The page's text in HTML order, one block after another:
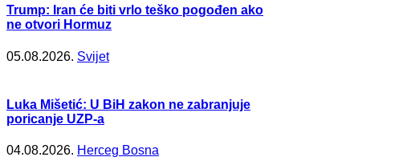
Trump: Iran će biti vrlo teško pogođen ako
ne otvori Hormuz
05.08.2026. Svijet
Luka Mišetić: U BiH zakon ne zabranjuje
poricanje UZP-a
04.08.2026. Herceg Bosna